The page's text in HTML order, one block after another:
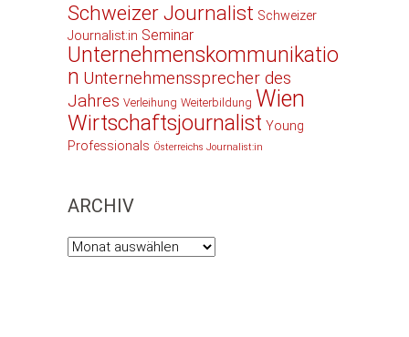
Schweizer Journalist Schweizer
Journalist:in Seminar
Unternehmenskommunikatio
n Unternehmenssprecher des
Jahres Verleihung Weiterbildung Wien
Wirtschaftsjournalist Young
Professionals Österreichs Journalist:in
ARCHIV
Archiv